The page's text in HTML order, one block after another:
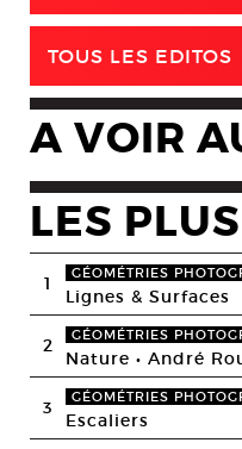
TOUS LES EDITOS
A VOIR
LES
1 GÉOMÉTRIES
Lignes & Surfaces
2 GÉOMÉTRIES
Nature • André
3 GÉOMÉTRIES
Escaliers